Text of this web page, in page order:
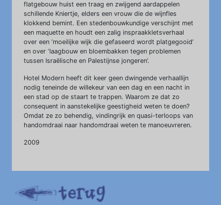
flatgebouw huist een traag en zwijgend aardappelen
schillende Kniertje, elders een vrouw die de wijnfles
klokkend bemint. Een stedenbouwkundige verschijnt met
een maquette en houdt een zalig inspraakkletsverhaal
over een ‘moeilijke wijk die gefaseerd wordt platgegooid’
en over ‘laagbouw en bloembakken tegen problemen
tussen Israëlische en Palestijnse jongeren’.
Hotel Modern heeft dit keer geen dwingende verhaallijn
nodig teneinde de willekeur van een dag en een nacht in
een stad op de staart te trappen. Waarom ze dat zo
consequent in aanstekelijke geestigheid weten te doen?
Omdat ze zo behendig, vindingrijk en quasi-terloops van
handomdraai naar handomdraai weten te manoeuvreren.
2009